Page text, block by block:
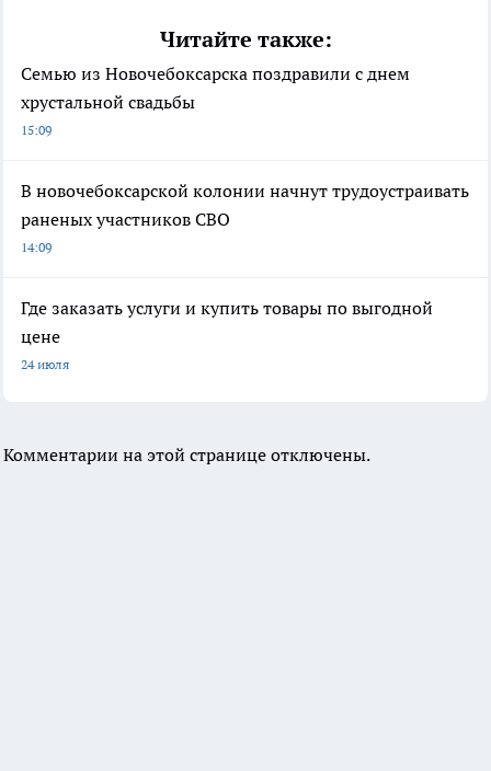
Читайте также:
Семью из Новочебоксарска поздравили с днем
хрустальной свадьбы
15:09
В новочебоксарской колонии начнут трудоустраивать
раненых участников СВО
14:09
Где заказать услуги и купить товары по выгодной
цене
24 июля
Комментарии на этой странице отключены.